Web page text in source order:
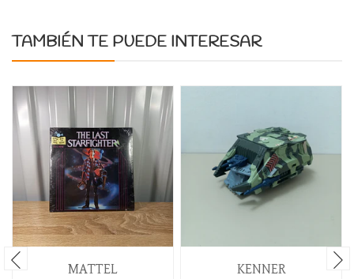
TAMBIÉN TE PUEDE INTERESAR
MATTEL KENNER